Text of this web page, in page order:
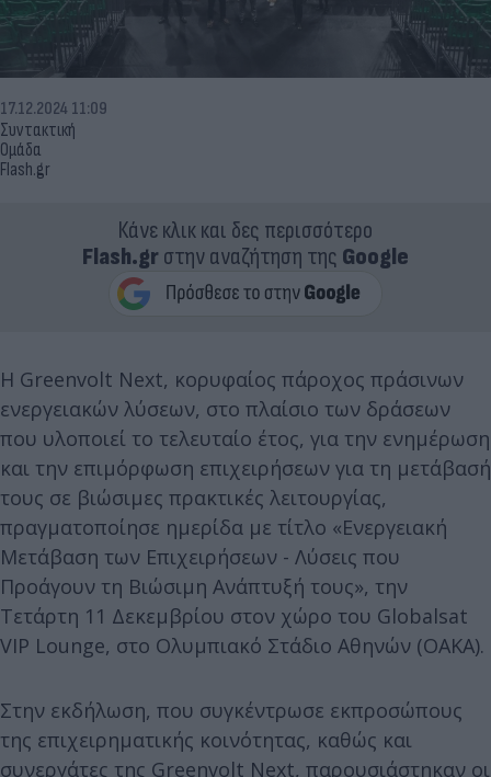
Συντακτική
Ομάδα
Flash.gr
17.12.2024 11:09
Κάνε κλικ και δες περισσότερο
Flash.grστην αναζήτηση της Google
Η Greenvolt Next, κορυφαίος πάροχος πράσινων
ενεργειακών λύσεων, στο πλαίσιο των δράσεων
που υλοποιεί το τελευταίο έτος, για την ενημέρωση
και την επιμόρφωση επιχειρήσεων για τη μετάβασή
τους σε βιώσιμες πρακτικές λειτουργίας,
πραγματοποίησε ημερίδα με τίτλο «Ενεργειακή
Μετάβαση των Επιχειρήσεων - Λύσεις που
Προάγουν τη Βιώσιμη Ανάπτυξή τους», την
Τετάρτη 11 Δεκεμβρίου στον χώρο του Globalsat
VIP Lounge, στο Ολυμπιακό Στάδιο Αθηνών (ΟΑΚΑ).
Στην εκδήλωση, που συγκέντρωσε εκπροσώπους
της επιχειρηματικής κοινότητας, καθώς και
συνεργάτες της Greenvolt Next, παρουσιάστηκαν οι